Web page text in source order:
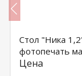
Стол "Ника
фотопечать
Цена